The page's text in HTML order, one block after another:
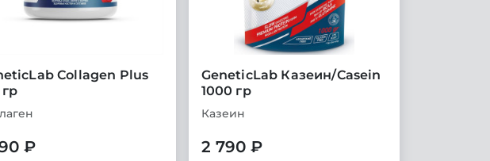
Collagen Plus
гр
₽
GeneticLab Казеин/Casein
1000 гр
Казеин
2 790 ₽